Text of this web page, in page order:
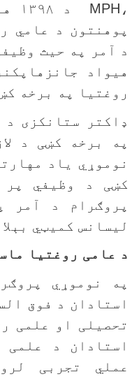
MPH
د
د عامي
آمر په حيث وظيفه
جانزهاپکنز
په برخه کښی
ستانکزی د
برخه کښی د
ياد
د وظيفي پر
د آمر
کميټي بېلا
عامی روغتيا
نوموړي
د فوق
او علمی
د علمی
تجربی